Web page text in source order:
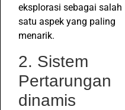
eksplorasi sebagai salah
satu aspek yang paling
menarik.
2. Sistem
Pertarungan
dinamis